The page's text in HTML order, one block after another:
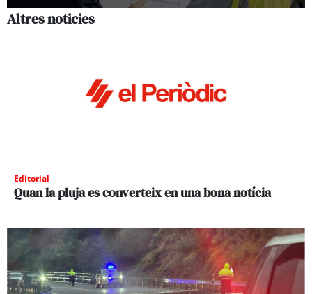
Altres noticies
Editorial
Quan la pluja es converteix en una bona notícia